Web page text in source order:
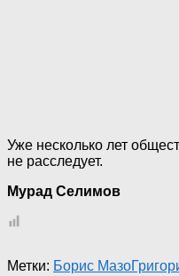
Уже несколько лет
не расследует.
Мурад Селимов
Метки: Борис Мазо